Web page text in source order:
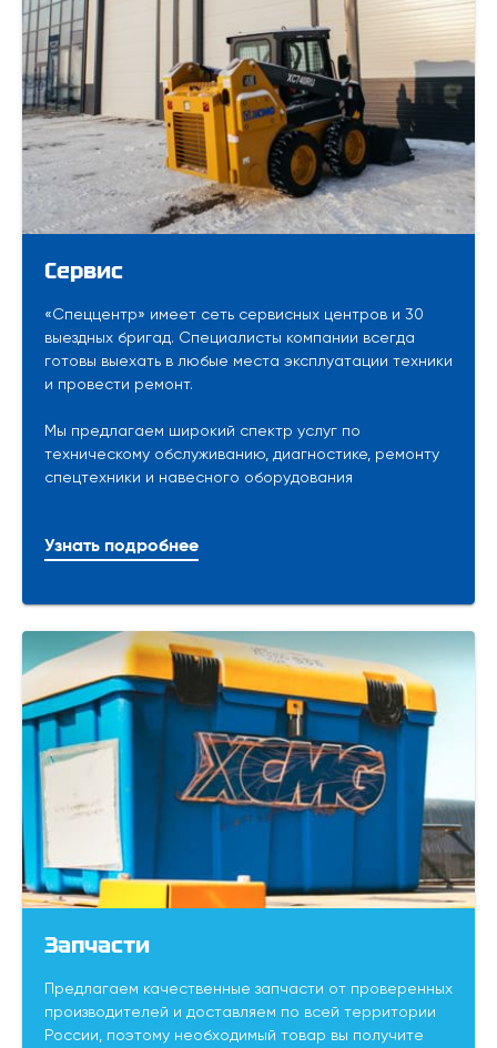
Сервис
«Спеццентр» имеет сеть сервисных центров и 30
выездных бригад. Специалисты компании всегда
готовы выехать в любые места эксплуатации техники
и провести ремонт.
Мы предлагаем широкий спектр услуг по
техническому обслуживанию, диагностике, ремонту
спецтехники и навесного оборудования
Узнать подробнее
Запчасти
Предлагаем качественные запчасти от проверенных
производителей и доставляем по всей территории
России, поэтому необходимый товар вы получите